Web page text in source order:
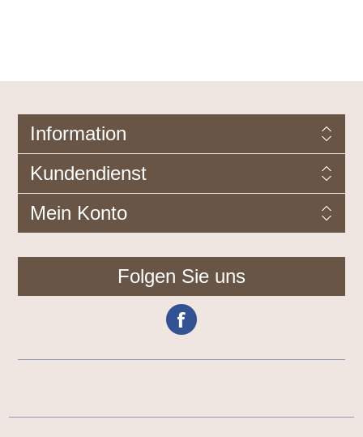
Information
Kundendienst
Mein Konto
Folgen Sie uns